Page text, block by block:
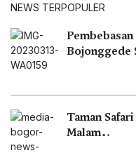
NEWS TERPOPULER
Bojonggede
Taman
Malam…